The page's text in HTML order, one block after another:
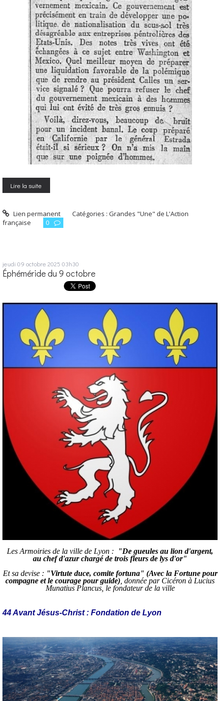
Lire la suite
Lien permanent Catégories :Grandes "Une" de L'Action
française
0
jeudi 09 octobre 2025 03h30
Éphéméride du 9 octobre
Les Armoiries de la ville de Lyon :
"De gueules au lion d'argent,
au chef d'azur chargé de trois fleurs de lys d'or"
Et sa devise : "Virtute duce, comite fortuna" (Avec la Fortune pour
compagne et le courage pour guide) , donnée par Cicéron à Lucius
Munatius Plancus, le fondateur de la ville
44 Avant Jésus-Christ : Fondation de Lyon